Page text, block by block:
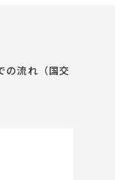
の流れ（国交